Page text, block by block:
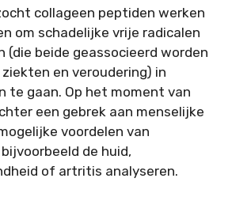
collageen peptiden werken
om schadelijke vrije radicalen
(die beide geassocieerd worden
en veroudering) in
te gaan. Op het moment van
een gebrek aan menselijke
voordelen van
de huid,
of artritis analyseren.